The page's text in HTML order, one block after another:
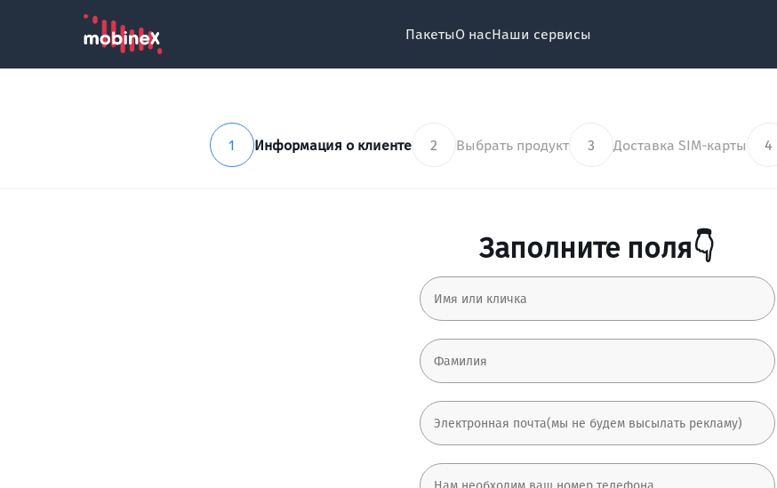
ПакетыО насНаши сервисы
1 Информация о клиенте 2 Выбрать продукт 3 Доставка SIM-карты 4
Заполните поля👇